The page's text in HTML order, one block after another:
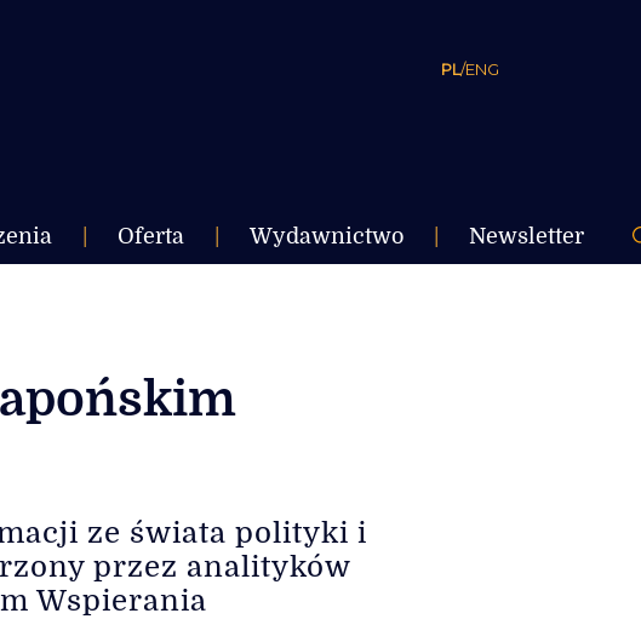
PL/ENG
Oferta Wydawnictwo Newsletter
ze świata polityki i
przez analityków
Wspierania